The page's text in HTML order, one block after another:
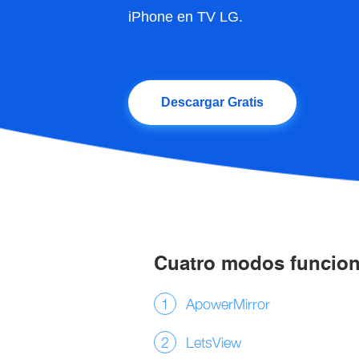
iPhone en TV LG.
Descargar Gratis
Cuatro modos
ApowerMirror
LetsView